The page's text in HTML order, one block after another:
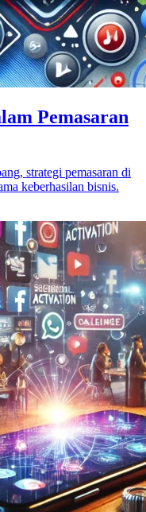
Pemasaran
strategi pemasaran di
keberhasilan bisnis.